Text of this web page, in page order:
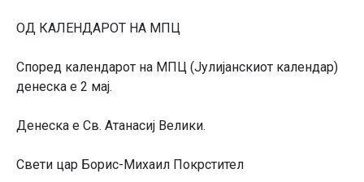
ОД КАЛЕНДАРОТ НА МПЦ
Според календарот на МПЦ (Јулијанскиот календар)
денеска е 2 мај.
Денеска е Св. Атанасиј Велики.
Свети цар Борис-Михаил Покрстител